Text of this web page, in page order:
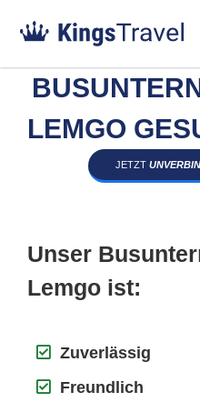
LEMGO
JETZT
Unser
Lemgo ist:
Zuverlässig
Freundlich